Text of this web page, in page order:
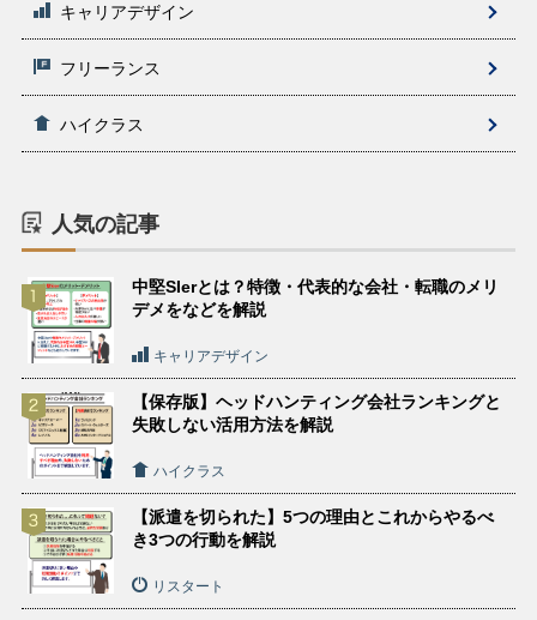
キャリアデザイン
フリーランス
ハイクラス
人気の記事
中堅SIerとは？特徴・代表的な会社・転職のメリ
デメをなどを解説
キャリアデザイン
【保存版】ヘッドハンティング会社ランキングと
失敗しない活用方法を解説
ハイクラス
【派遣を切られた】5つの理由とこれからやるべ
き3つの行動を解説
リスタート